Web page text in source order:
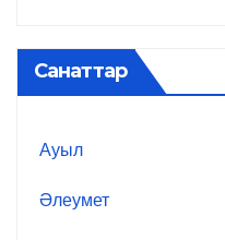
Санаттар
Ауыл
Әлеумет